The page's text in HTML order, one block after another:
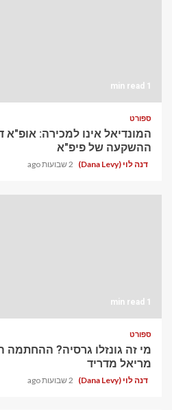
1 min read
ספורט
המונדיאל אינו למכירה:
ההשקעה של פיפ"א
דנה לוי (Dana Levy) 2 שבועות ago
1 min read
ספורט
מי זה גונזלו גרסיה?
מריאל מדריד
דנה לוי (Dana Levy) 2 שבועות ago